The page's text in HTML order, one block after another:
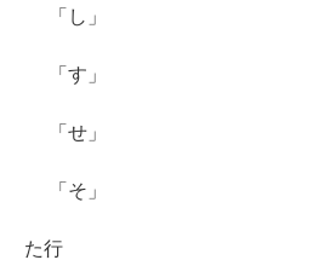
「し」
「す」
「せ」
「そ」
た行